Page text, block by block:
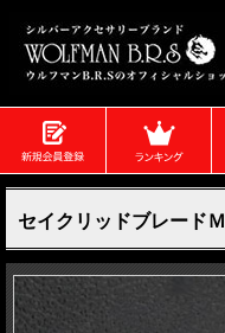
セイクリッドブレードＭ